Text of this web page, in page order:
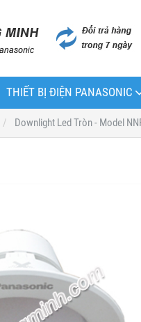
THIẾT BỊ ĐIỆN PANASONIC
Downlight Led Tròn - Model